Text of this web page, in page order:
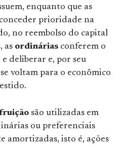
enquanto que as
prioridade na
no reembolso do capital
as ordinárias conferem o
deliberar e, por seu
se voltam para o econômico
são utilizadas em
ou preferenciais
amortizadas, isto é, ações